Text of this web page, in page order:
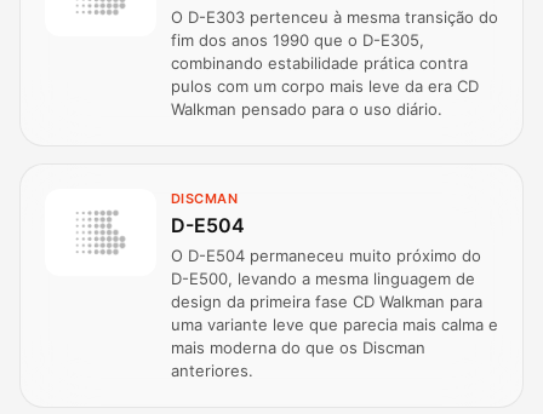
O D-E303 pertenceu à mesma transição do
fim dos anos 1990 que o D-E305,
combinando estabilidade prática contra
pulos com um corpo mais leve da era CD
Walkman pensado para o uso diário.
DISCMAN
D-E504
O D-E504 permaneceu muito próximo do
D-E500, levando a mesma linguagem de
design da primeira fase CD Walkman para
uma variante leve que parecia mais calma e
mais moderna do que os Discman
anteriores.